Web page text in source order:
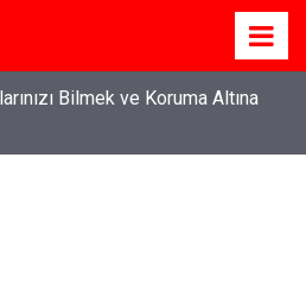
Bilmek ve Koruma Altına